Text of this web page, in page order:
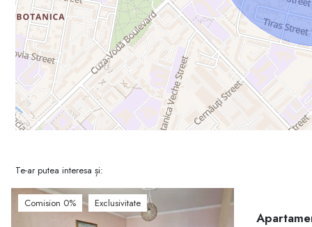
Te-ar putea interesa și:
Comision 0% Exclusivitate